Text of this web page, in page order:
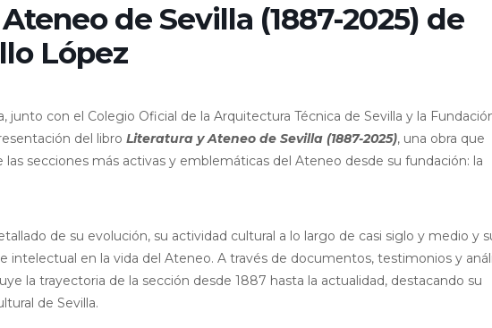
de Sevilla (1887-2025) de
López
junto con el Colegio Oficial de la Arquitectura Técnica de Sevilla y la
del libro Literatura y Ateneo de Sevilla (1887-2025), una obra que
las secciones más activas y emblemáticas del Ateneo desde su fundación: la
de su evolución, su actividad cultural a lo largo de casi siglo y medio y
intelectual en la vida del Ateneo. A través de documentos, testimonios y
la trayectoria de la sección desde 1887 hasta la actualidad, destacando su
de Sevilla.